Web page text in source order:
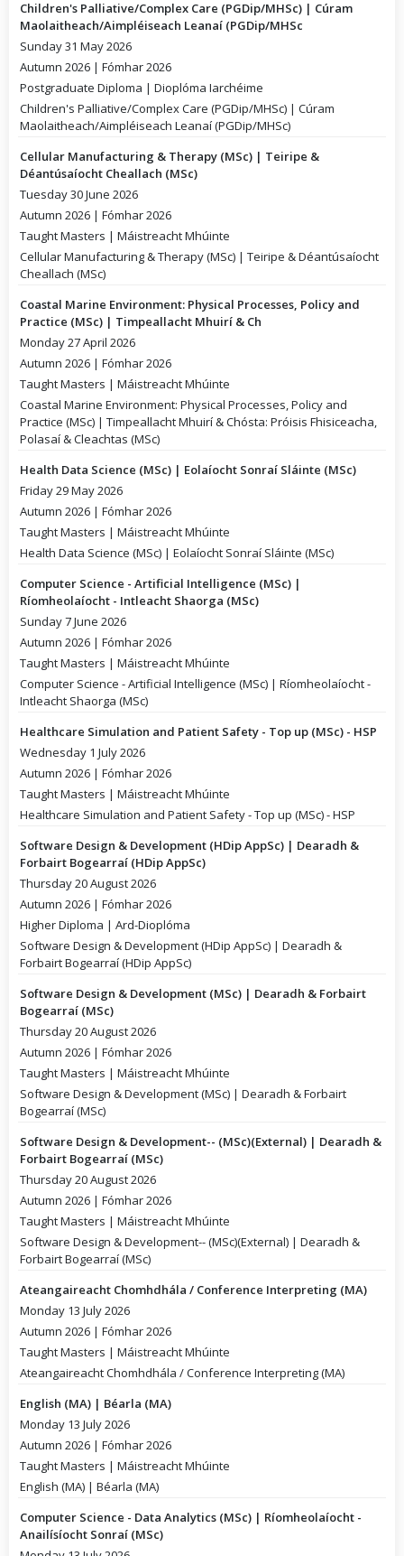
Children's Palliative/Complex Care (PGDip/MHSc) | Cúram
Maolaitheach/Aimpléiseach Leanaí (PGDip/MHSc
Sunday 31 May 2026
Autumn 2026 | Fómhar 2026
Postgraduate Diploma | Dioplóma Iarchéime
Children's Palliative/Complex Care (PGDip/MHSc) | Cúram
Maolaitheach/Aimpléiseach Leanaí (PGDip/MHSc)
Cellular Manufacturing & Therapy (MSc) | Teiripe &
Déantúsaíocht Cheallach (MSc)
Tuesday 30 June 2026
Autumn 2026 | Fómhar 2026
Taught Masters | Máistreacht Mhúinte
Cellular Manufacturing & Therapy (MSc) | Teiripe & Déantúsaíocht
Cheallach (MSc)
Coastal Marine Environment: Physical Processes, Policy and
Practice (MSc) | Timpeallacht Mhuirí & Ch
Monday 27 April 2026
Autumn 2026 | Fómhar 2026
Taught Masters | Máistreacht Mhúinte
Coastal Marine Environment: Physical Processes, Policy and
Practice (MSc) | Timpeallacht Mhuirí & Chósta: Próisis Fhisiceacha,
Polasaí & Cleachtas (MSc)
Health Data Science (MSc) | Eolaíocht Sonraí Sláinte (MSc)
Friday 29 May 2026
Autumn 2026 | Fómhar 2026
Taught Masters | Máistreacht Mhúinte
Health Data Science (MSc) | Eolaíocht Sonraí Sláinte (MSc)
Computer Science - Artificial Intelligence (MSc) |
Ríomheolaíocht - Intleacht Shaorga (MSc)
Sunday 7 June 2026
Autumn 2026 | Fómhar 2026
Taught Masters | Máistreacht Mhúinte
Computer Science - Artificial Intelligence (MSc) | Ríomheolaíocht -
Intleacht Shaorga (MSc)
Healthcare Simulation and Patient Safety - Top up (MSc) - HSP
Wednesday 1 July 2026
Autumn 2026 | Fómhar 2026
Taught Masters | Máistreacht Mhúinte
Healthcare Simulation and Patient Safety - Top up (MSc) - HSP
Software Design & Development (HDip AppSc) | Dearadh &
Forbairt Bogearraí (HDip AppSc)
Thursday 20 August 2026
Autumn 2026 | Fómhar 2026
Higher Diploma | Ard-Dioplóma
Software Design & Development (HDip AppSc) | Dearadh &
Forbairt Bogearraí (HDip AppSc)
Software Design & Development (MSc) | Dearadh & Forbairt
Bogearraí (MSc)
Thursday 20 August 2026
Autumn 2026 | Fómhar 2026
Taught Masters | Máistreacht Mhúinte
Software Design & Development (MSc) | Dearadh & Forbairt
Bogearraí (MSc)
Software Design & Development-- (MSc)(External) | Dearadh &
Forbairt Bogearraí (MSc)
Thursday 20 August 2026
Autumn 2026 | Fómhar 2026
Taught Masters | Máistreacht Mhúinte
Software Design & Development-- (MSc)(External) | Dearadh &
Forbairt Bogearraí (MSc)
Ateangaireacht Chomhdhála / Conference Interpreting (MA)
Monday 13 July 2026
Autumn 2026 | Fómhar 2026
Taught Masters | Máistreacht Mhúinte
Ateangaireacht Chomhdhála / Conference Interpreting (MA)
English (MA) | Béarla (MA)
Monday 13 July 2026
Autumn 2026 | Fómhar 2026
Taught Masters | Máistreacht Mhúinte
English (MA) | Béarla (MA)
Computer Science - Data Analytics (MSc) | Ríomheolaíocht -
Anailísíocht Sonraí (MSc)